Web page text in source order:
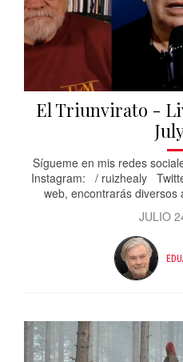
El Triunvirato -
Sígueme en mis redes
Instagram: / ruizhealy
web, encontrarás
JULIO